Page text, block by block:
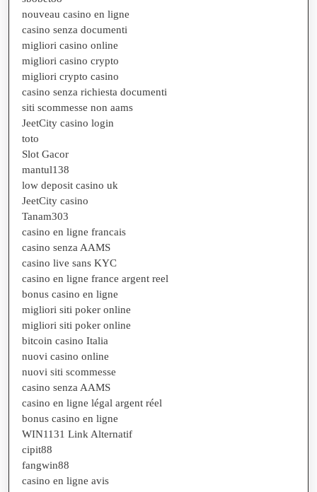
nouveau casino en ligne
casino senza documenti
migliori casino online
migliori casino crypto
migliori crypto casino
casino senza richiesta documenti
siti scommesse non aams
JeetCity casino login
toto
Slot Gacor
mantul138
low deposit casino uk
JeetCity casino
Tanam303
casino en ligne francais
casino senza AAMS
casino live sans KYC
casino en ligne france argent reel
bonus casino en ligne
migliori siti poker online
migliori siti poker online
bitcoin casino Italia
nuovi casino online
nuovi siti scommesse
casino senza AAMS
casino en ligne légal argent réel
bonus casino en ligne
WIN1131 Link Alternatif
cipit88
fangwin88
casino en ligne avis